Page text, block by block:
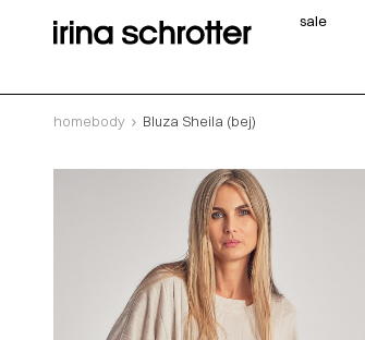
sale
homebody Bluza Sheila (bej)